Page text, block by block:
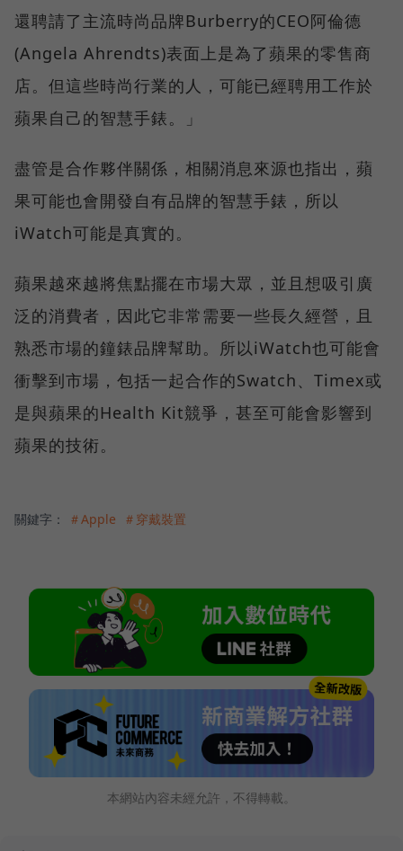
還聘請了主流時尚品牌Burberry的CEO阿倫德
(Angela Ahrendts)表面上是為了蘋果的零售商
店。但這些時尚行業的人，可能已經聘用工作於
蘋果自己的智慧手錶。」
盡管是合作夥伴關係，相關消息來源也指出，蘋
果可能也會開發自有品牌的智慧手錶，所以
iWatch可能是真實的。
蘋果越來越將焦點擺在市場大眾，並且想吸引廣
泛的消費者，因此它非常需要一些長久經營，且
熟悉市場的鐘錶品牌幫助。所以iWatch也可能會
衝擊到市場，包括一起合作的Swatch、Timex或
是與蘋果的Health Kit競爭，甚至可能會影響到
蘋果的技術。
關鍵字： ＃Apple ＃穿戴裝置
本網站內容未經允許，不得轉載。